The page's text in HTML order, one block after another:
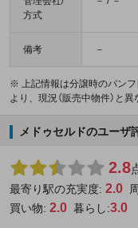
方式
備考 －
※ 上記情報は分譲時のパン
より、現況（販売中物件）と
メドゥセルドのユーザ
2.8
最寄り駅の充実度: 2.0
買い物: 2.0 暮らし:3.0